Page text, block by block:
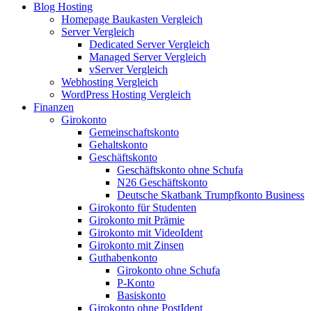
Blog Hosting
Homepage Baukasten Vergleich
Server Vergleich
Dedicated Server Vergleich
Managed Server Vergleich
vServer Vergleich
Webhosting Vergleich
WordPress Hosting Vergleich
Finanzen
Girokonto
Gemeinschaftskonto
Gehaltskonto
Geschäftskonto
Geschäftskonto ohne Schufa
N26 Geschäftskonto
Deutsche Skatbank Trumpfkonto Business
Girokonto für Studenten
Girokonto mit Prämie
Girokonto mit VideoIdent
Girokonto mit Zinsen
Guthabenkonto
Girokonto ohne Schufa
P-Konto
Basiskonto
Girokonto ohne PostIdent